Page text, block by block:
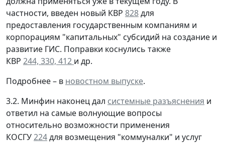
частности, введен новый КВР 828для
предоставления государственным компаниям и
корпорациям "капитальных" субсидий на создание и
развитие ГИС. Поправки коснулись также
КВР 244, 330, 412 и др.
Подробнее – в новостном выпуске.
3.2. Минфин наконец дал системные разъяснения и
ответил на самые волнующие вопросы
относительно возможности применения
КОСГУ224для возмещения "коммуналки" и услуг